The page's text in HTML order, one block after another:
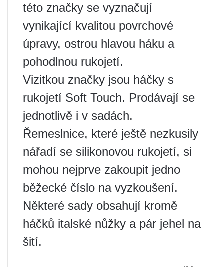
této značky se vyznačují
vynikající kvalitou povrchové
úpravy, ostrou hlavou háku a
pohodlnou rukojetí.
Vizitkou značky jsou háčky s
rukojetí Soft Touch. Prodávají se
jednotlivě i v sadách.
Řemeslnice, které ještě nezkusily
nářadí se silikonovou rukojetí, si
mohou nejprve zakoupit jedno
běžecké číslo na vyzkoušení.
Některé sady obsahují kromě
háčků italské nůžky a pár jehel na
šití.